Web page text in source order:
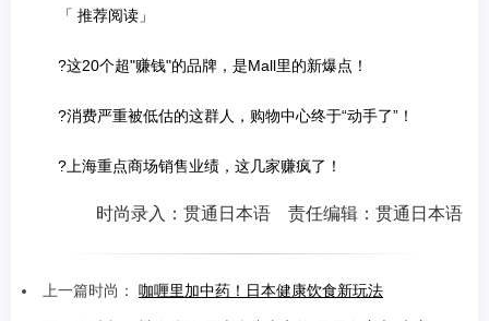
「 推荐阅读」
?这20个超"赚钱"的品牌，是Mall里的新爆点！
?消费严重被低估的这群人，购物中心终于“动手了”！
?上海重点商场销售业绩，这几家赚疯了！
时尚录入：贯通日本语 责任编辑：贯通日本语
上一篇时尚： 咖喱里加中药！日本健康饮食新玩法